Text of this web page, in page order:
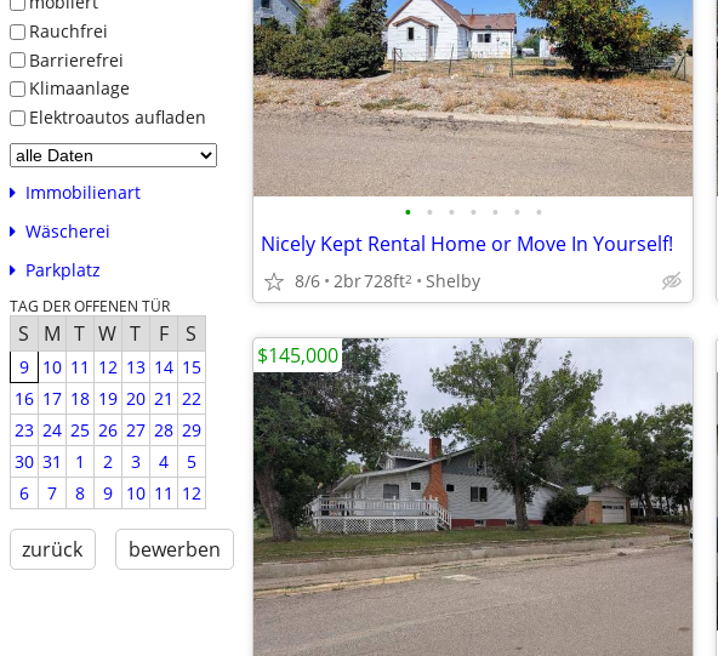
Rauchfrei
Barrierefrei
Klimaanlage
Elektroautos aufladen
Immobilienart
Wäscherei
Parkplatz
TAG DER OFFENEN TÜR
S M T W T F S
9 10 11 12 13 14 15
16 17 18 19 20 21 22
23 24 25 26 27 28 29
30 31 1 2 3 4
5
6
7 8 9 10 11 12
zurück bewerben
• • • • • • •
Nicely Kept Rental Home or Move In Yourself!
8/6 2br728ft2 Shelby
$145,000